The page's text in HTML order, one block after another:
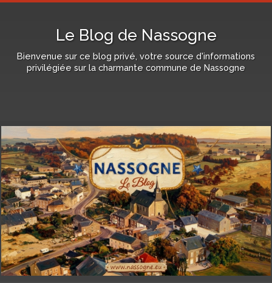
Le Blog de Nassogne
Bienvenue sur ce blog privé, votre source d'informations
privilégiée sur la charmante commune de Nassogne